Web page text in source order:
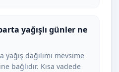
yağışlı günler ne
dağılımı mevsime
bağlıdır. Kısa vadede